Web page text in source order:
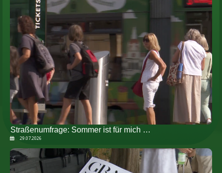
Straßenumfrage: Sommer ist für mich …
29.07.2026